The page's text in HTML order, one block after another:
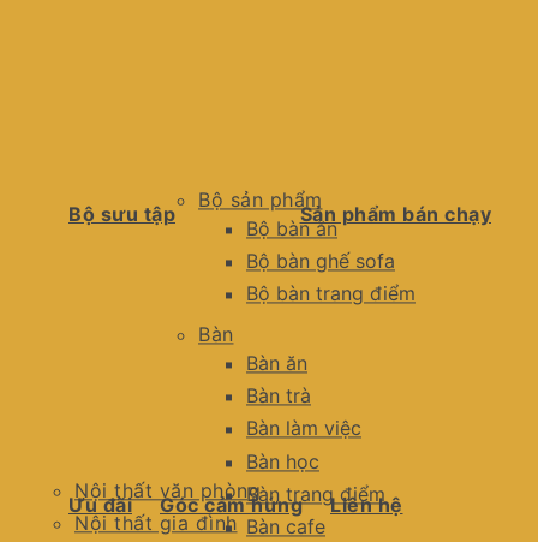
Bộ sản phẩm
Bộ bàn ăn
Bộ bàn ghế sofa
Bộ bàn trang điểm
Bàn
Bàn ăn
Bàn trà
Bàn làm việc
Bàn học
Bàn trang điểm
Bàn cafe
Bộ sưu tập
Nội thất văn phòng
Nội thất gia đình
Sản phẩm bán chạy
Ưu đãi Góc cảm hứng Liên hệ